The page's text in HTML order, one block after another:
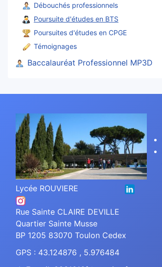
Débouchés professionnels
Poursuite d'études en BTS
Poursuites d'études en CPGE
Témoignages
Baccalauréat Professionnel MP3D
Lycée ROUVIERE
Rue Sainte CLAIRE DEVILLE
Quartier Sainte Musse
BP 1205 83070 Toulon Cedex
GPS : 43.124876 , 5.976484